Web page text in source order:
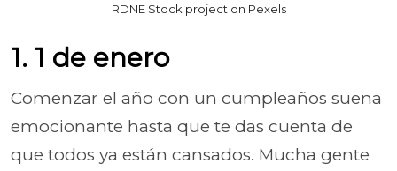
RDNE Stock project on Pexels
1. 1 de enero
Comenzar el año con un cumpleaños suena
emocionante hasta que te das cuenta de
que todos ya están cansados. Mucha gente